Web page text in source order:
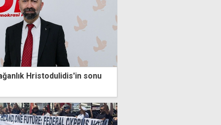
Hristodulidis'in sonu